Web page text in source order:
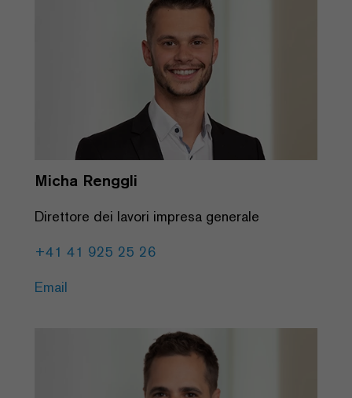
Micha Renggli
Direttore dei lavori impresa generale
+41 41 925 25 26
Email